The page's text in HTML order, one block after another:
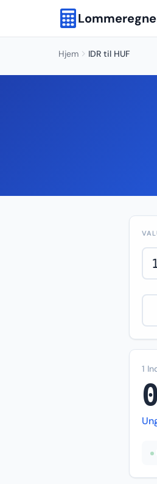
Hjem IDR til HUF
1